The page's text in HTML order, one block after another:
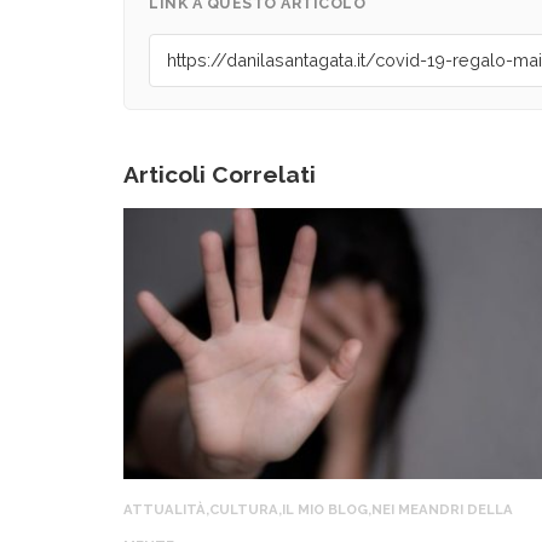
Articoli Correlati
ATTUALITÀ CULTURA IL MIO BLOG NEI MEANDRI DELLA